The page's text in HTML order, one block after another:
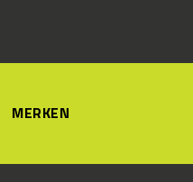
MERKEN